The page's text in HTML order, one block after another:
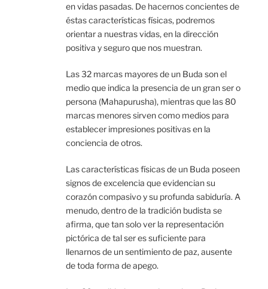
en vidas pasadas. De hacernos concientes de
éstas características físicas, podremos
orientar a nuestras vidas, en la dirección
positiva y seguro que nos muestran.
Las 32 marcas mayores de un Buda son el
medio que indica la presencia de un gran ser o
persona (Mahapurusha), mientras que las 80
marcas menores sirven como medios para
establecer impresiones positivas en la
conciencia de otros.
Las características físicas de un Buda poseen
signos de excelencia que evidencian su
corazón compasivo y su profunda sabiduría. A
menudo, dentro de la tradición budista se
afirma, que tan solo ver la representación
pictórica de tal ser es suficiente para
llenarnos de un sentimiento de paz, ausente
de toda forma de apego.